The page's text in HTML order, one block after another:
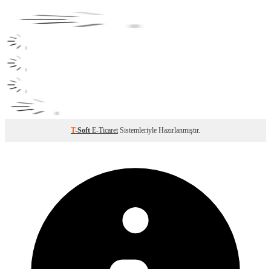
T-Soft E-Ticaret Sistemleriyle Hazırlanmıştır.